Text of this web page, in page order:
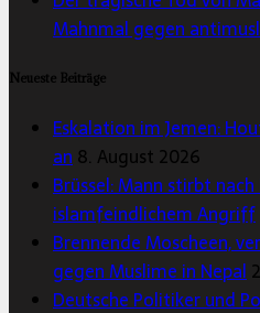
Mahnmal gegen
Neueste Beiträge
Eskalation im Jemen:
an 8. August 2026
Brüssel: Mann stirbt
islamfeindlichem Angriff
Brennende Moscheen,
gegen Muslime in Nepal
Deutsche Politiker und